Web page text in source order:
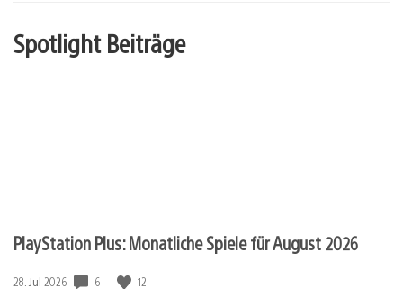
Spotlight Beiträge
PlayStation Plus: Monatliche Spiele für August 2026
Veröffentlichungsdatum:
28. Jul 2026 6 12